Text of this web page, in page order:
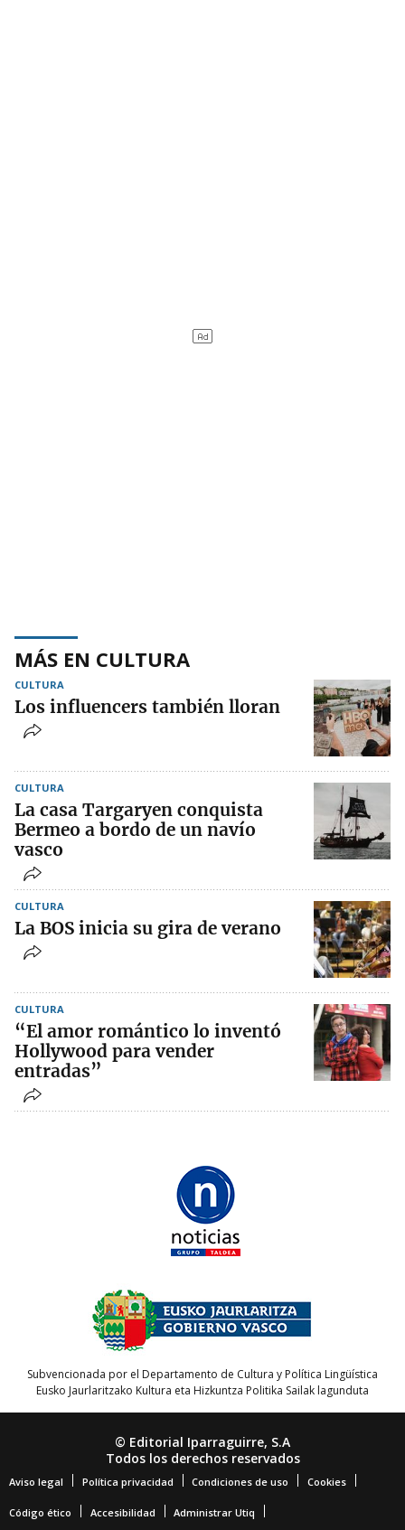
MÁS EN CULTURA
CULTURA
Los influencers también lloran
CULTURA
La casa Targaryen conquista
Bermeo a bordo de un navío
vasco
CULTURA
La BOS inicia su gira de verano
CULTURA
“El amor romántico lo inventó
Hollywood para vender
entradas”
Subvencionada por el Departamento de Cultura y Política Lingüística
Eusko Jaurlaritzako Kultura eta Hizkuntza Politika Sailak lagunduta
© Editorial Iparraguirre, S.A
Todos los derechos reservados
Aviso legal Política privacidad Condiciones de uso Cookies
Código ético Accesibilidad Administrar Utiq